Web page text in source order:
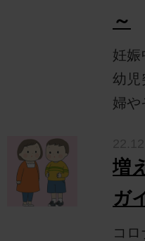
～
妊
幼
婦
増
ガ
コ